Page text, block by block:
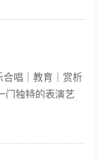
合唱｜教育｜赏析
门独特的表演艺
人心脾、它宛如